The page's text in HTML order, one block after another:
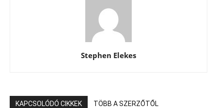
Stephen Elekes
KAPCSOLÓDÓ CIKKEK TÖBB A SZERZŐTŐL